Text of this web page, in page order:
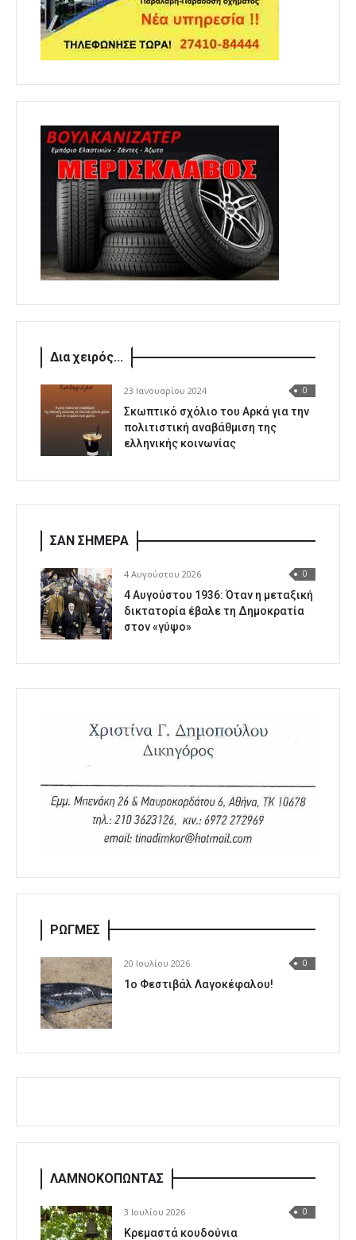
Δια χειρός...
23 Ιανουαρίου 2024 0
Σκωπτικό σχόλιο του Αρκά για την
πολιτιστική αναβάθμιση της
ελληνικής κοινωνίας
ΣΑΝ ΣΗΜΕΡΑ
4 Αυγούστου 2026 0
4 Αυγούστου 1936: Όταν η μεταξική
δικτατορία έβαλε τη Δημοκρατία
στον «γύψο»
ΡΩΓΜΕΣ
20 Ιουλίου 2026 0
1o Φεστιβάλ Λαγοκέφαλου!
ΛΑΜΝΟΚΟΠΩΝΤΑΣ
3 Ιουλίου 2026 0
Κρεμαστά κουδούνια